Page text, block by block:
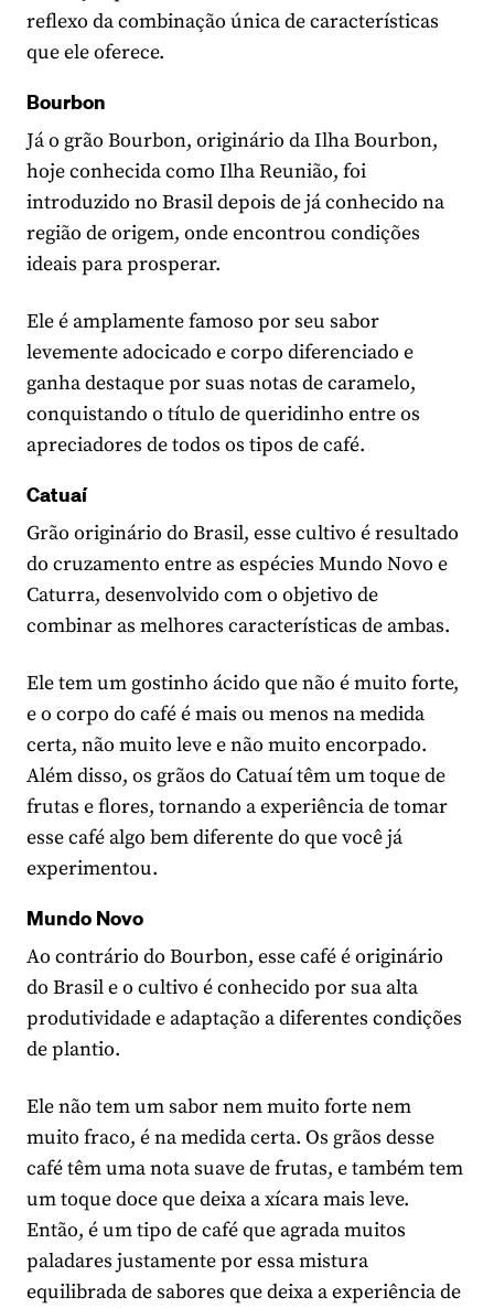
reflexo da combinação única de características
que ele oferece.
Bourbon
Já o grão Bourbon, originário da Ilha Bourbon,
hoje conhecida como Ilha Reunião, foi
introduzido no Brasil depois de já conhecido na
região de origem, onde encontrou condições
ideais para prosperar.
Ele é amplamente famoso por seu sabor
levemente adocicado e corpo diferenciado e
ganha destaque por suas notas de caramelo,
conquistando o título de queridinho entre os
apreciadores de todos os tipos de café.
Catuaí
Grão originário do Brasil, esse cultivo é resultado
do cruzamento entre as espécies Mundo Novo e
Caturra, desenvolvido com o objetivo de
combinar as melhores características de ambas.
Ele tem um gostinho ácido que não é muito forte,
e o corpo do café é mais ou menos na medida
certa, não muito leve e não muito encorpado.
Além disso, os grãos do Catuaí têm um toque de
frutas e flores, tornando a experiência de tomar
esse café algo bem diferente do que você já
experimentou.
Mundo Novo
Ao contrário do Bourbon, esse café é originário
do Brasil e o cultivo é conhecido por sua alta
produtividade e adaptação a diferentes condições
de plantio.
Ele não tem um sabor nem muito forte nem
muito fraco, é na medida certa. Os grãos desse
café têm uma nota suave de frutas, e também tem
um toque doce que deixa a xícara mais leve.
Então, é um tipo de café que agrada muitos
paladares justamente por essa mistura
equilibrada de sabores que deixa a experiência de